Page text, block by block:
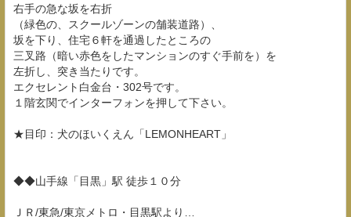
右手の急な坂を右折
（緑色の、スクールゾーンの舗装道路）、
坂を下り、住宅６軒を通過したところの
三叉路（暗い赤色をしたマンションのすぐ手前を）を
左折し、突き当たりです。
エクセレント白金台・302号です。
１階玄関でインターフォンを押して下さい。
★目印：犬のほいくえん「LEMONHEART」
◆◆山手線「目黒」駅 徒歩１０分
ＪＲ/東急/東京メトロ・目黒駅より…